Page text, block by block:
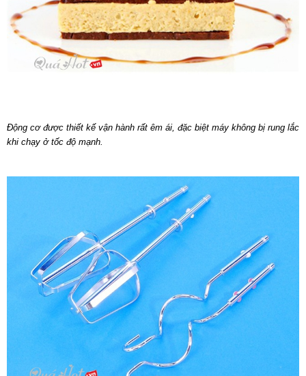
Động cơ được thiết kế vận hành rất êm ái, đặc biệt máy không bị rung lắc
khi chạy ở tốc độ mạnh.